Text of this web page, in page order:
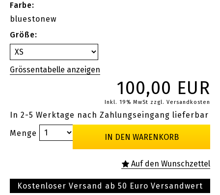
Farbe:
bluestonew
Größe:
100,00 EUR
Inkl. 19% MwSt zzgl. Versandkosten
In 2-5 Werktage nach Zahlungseingang lieferbar
Menge
Kostenloser Versand ab 50 Euro Versandwert